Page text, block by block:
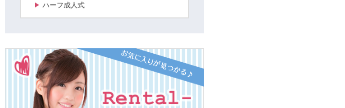
ハーフ成人式